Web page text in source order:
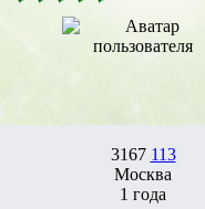
3167 113
Москва
1 года